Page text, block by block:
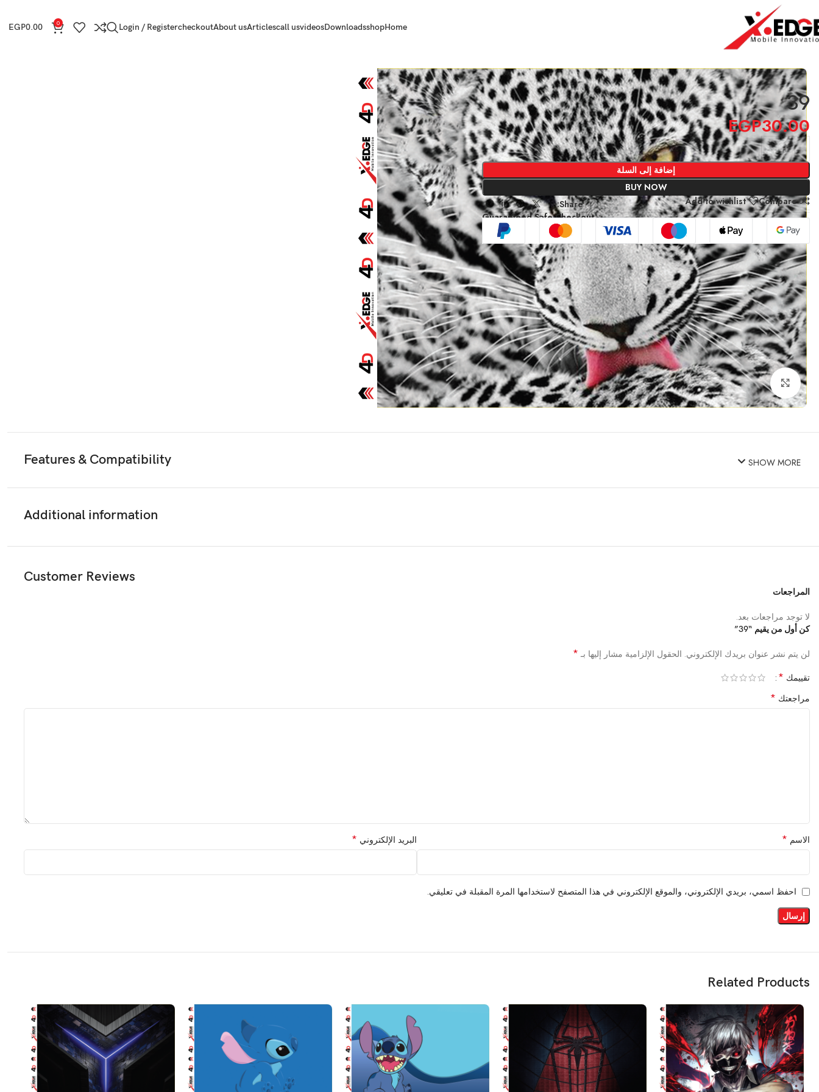
Home
shop
Downloads
videos
call us
Articles
About us
checkout
Login / Register
0
EGP0.00
الرئيسية 3D LAPTOP
39
Click to enlarge
39
EGP30.00
إضافة إلى السلة
BUY NOW
Compare
Add to wishlist
Share:
Guaranteed Safe Checkout
Features & Compatibility SHOW MORE
Additional information
Customer Reviews
المراجعات
لا توجد مراجعات بعد.
كن أول من يقيم “39”
لن يتم نشر عنوان بريدك الإلكتروني. الحقول الإلزامية مشار إليها بـ *
تقييمك *
مراجعتك *
الاسم * البريد الإلكتروني *
احفظ اسمي، بريدي الإلكتروني، والموقع الإلكتروني في هذا المتصفح لاستخدامها المرة المقبلة في تعليقي.
Related Products